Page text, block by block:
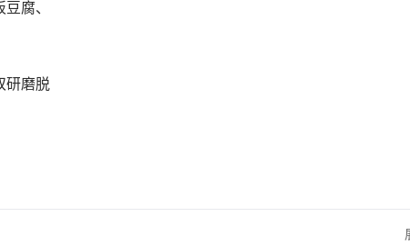
腐、
研磨脱